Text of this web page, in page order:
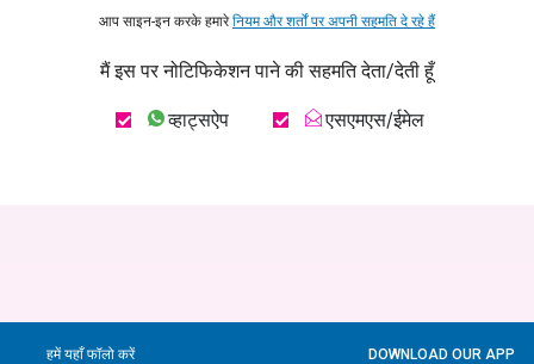
आप साइन-इन करके हमारेनियम और शर्तों पर अपनी सहमति दे रहे हैं
मैं इस पर नोटिफिकेशन पाने की सहमति देता/देती हूँ
व्हाट्सऐप एसएमएस/ईमेल
हमें यहाँ फॉलो करें DOWNLOAD OUR APP